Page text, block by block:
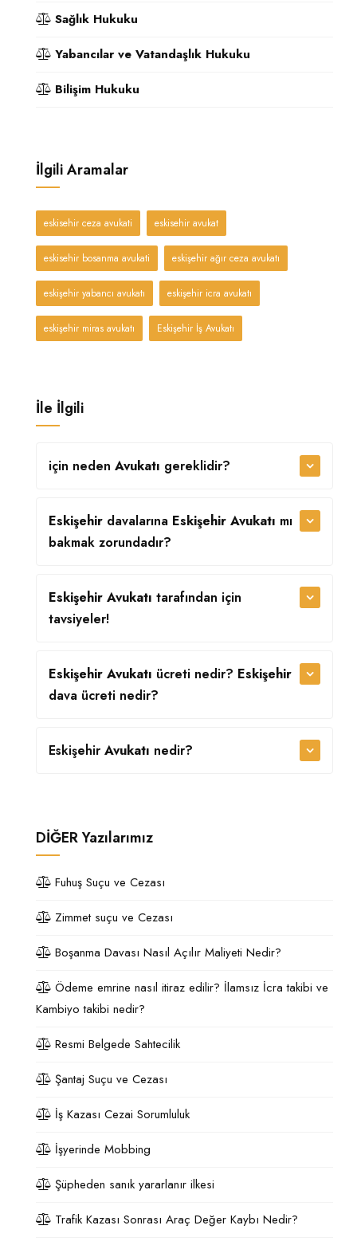
Sağlık Hukuku
Yabancılar ve Vatandaşlık Hukuku
Bilişim Hukuku
İlgili Aramalar
eskisehir ceza avukati eskisehir avukat
eskisehir bosanma avukati eskişehir ağır ceza avukatı
eskişehir yabancı avukatı eskişehir icra avukatı
eskişehir miras avukatı Eskişehir İş Avukatı
İle İlgili
için neden Avukatı gereklidir?
Eskişehir davalarına Eskişehir Avukatı mı
bakmak zorundadır?
Eskişehir Avukatı tarafından için
tavsiyeler!
Eskişehir Avukatı ücreti nedir? Eskişehir
dava ücreti nedir?
Eskişehir Avukatı nedir?
DİĞERYazılarımız
Fuhuş Suçu ve Cezası
Zimmet suçu ve Cezası
Boşanma Davası Nasıl Açılır Maliyeti Nedir?
Ödeme emrine nasıl itiraz edilir? İlamsız İcra takibi ve
Kambiyo takibi nedir?
Resmi Belgede Sahtecilik
Şantaj Suçu ve Cezası
İş Kazası Cezai Sorumluluk
İşyerinde Mobbing
Şüpheden sanık yararlanır ilkesi
Trafik Kazası Sonrası Araç Değer Kaybı Nedir?